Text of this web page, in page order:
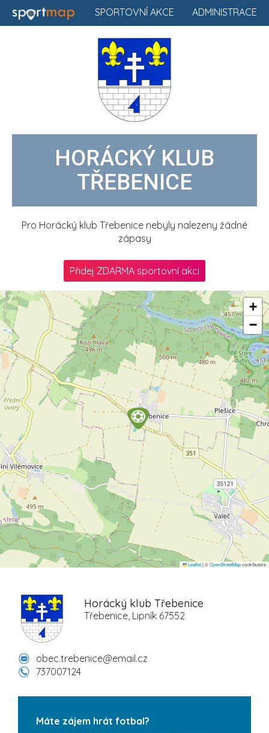
ADMINISTRACE
SPORTOVNÍ AKCE
HORÁCKÝ KLUB
TŘEBENICE
Pro Horácký klub Třebenice nebyly nalezeny žádné
zápasy
Přidej ZDARMA sportovní akci
+
−
Leaflet|©OpenStreetMapcontributors
Horácký klub Třebenice
Třebenice, Lipník 67552
obec.trebenice@email.cz
737007124
Máte zájem hrát fotbal?